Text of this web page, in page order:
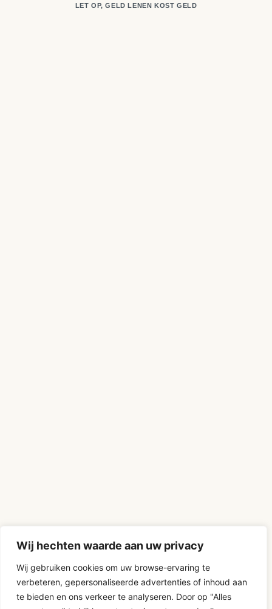
Wij hechten waarde aan uw privacy
Wij gebruiken cookies om uw browse-ervaring te
verbeteren, gepersonaliseerde advertenties of inhoud aan
te bieden en ons verkeer te analyseren. Door op "Alles
LET OP, GELD LENEN KOST GELD